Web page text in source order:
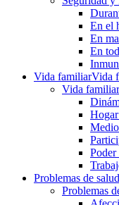
En el
En
En
Vida familiarVida
Vida familiar
Problemas de salud
Problemas